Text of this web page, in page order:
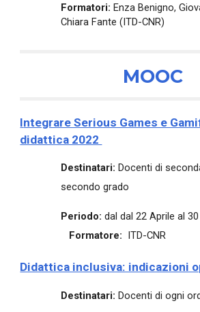
Formatori:Enza Benigno,
Chiara Fante (ITD-CNR)
MOOC
Integrare Serious Games e
didattica 2022
Destinatari: Docenti di
secondo grado
Periodo: dal dal 22 Aprile al
Formatore: ITD-CNR
Didattica inclusiva: indicazioni
Destinatari: Docenti di ogni